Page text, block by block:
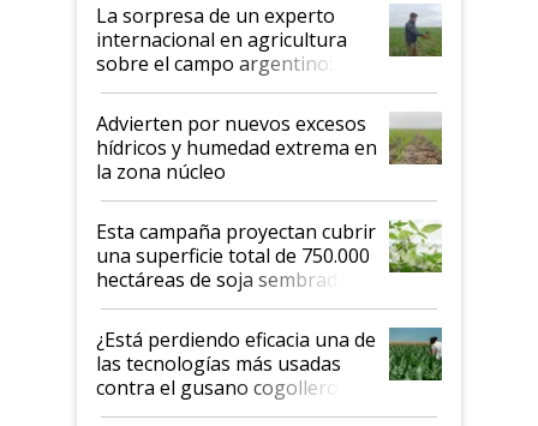
La sorpresa de un experto
internacional en agricultura
sobre el campo argentino:
"Estoy muy impresionado"
Advierten por nuevos excesos
hídricos y humedad extrema en
la zona núcleo
Esta campaña proyectan cubrir
una superficie total de 750.000
hectáreas de soja sembradas
con una nueva generación de
variedades que marcan un
salto tecnológico en genética y
rendimiento
¿Está perdiendo eficacia una de
las tecnologías más usadas
contra el gusano cogollero? El
desafío de una tecnología clave